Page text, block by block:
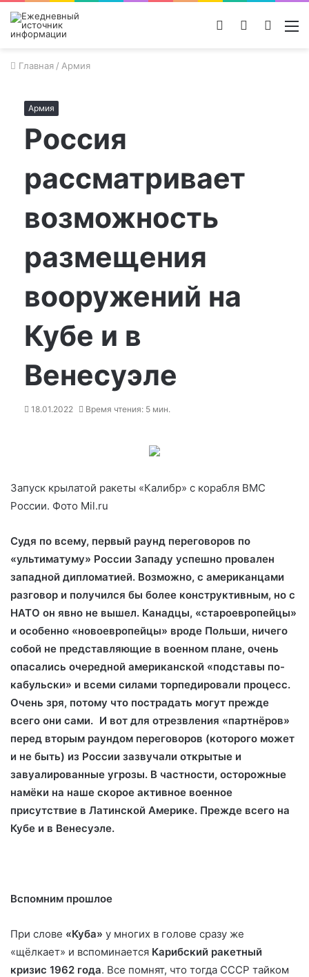
Поиск
Switch
Войти
Главная / Армия
Армия
Россия
рассматривает
возможность
размещения
вооружений на
Кубе и в
Венесуэле
18.01.2022 Время чтения: 5 мин.
Запуск крылатой ракеты «Калибр» с корабля ВМС
России. Фото Mil.ru
Судя по всему, первый раунд переговоров по
«ультиматуму» России Западу успешно провален
западной дипломатией. Возможно, с американцами
разговор и получился бы более конструктивным, но с
НАТО он явно не вышел. Канадцы, «староевропейцы»
и особенно «новоевропейцы» вроде Польши, ничего
собой не представляющие в военном плане, очень
опасались очередной американской «подставы по-
кабульски» и всеми силами торпедировали процесс.
Очень зря, потому что пострадать могут прежде
всего они сами. И вот для отрезвления «партнёров»
перед вторым раундом переговоров (которого может
и не быть) из России зазвучали открытые и
завуалированные угрозы. В частности, осторожные
намёки на наше скорое активное военное
присутствие в Латинской Америке. Прежде всего на
Кубе и в Венесуэле.
Вспомним прошлое
При слове «Куба» у многих в голове сразу же
«щёлкает» и вспоминается Карибский ракетный
кризис 1962 года. Все помнят, что тогда СССР тайком